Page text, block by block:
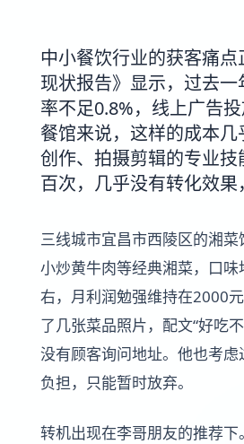
中小餐饮行业的获客痛
现状报告》显示，过去
率不足0.8%，线上广告
餐馆来说，这样的成本
创作、拍摄剪辑的专业
百次，几乎没有转化效果
三线城市宜昌市西陵区的湘菜
小炒黄牛肉等经典湘菜，口
右，月利润勉强维持在2000
了几张菜品照片，配文“好吃
没有顾客询问地址。他也考
负担，只能暂时放弃。
转机出现在李哥朋友的推荐